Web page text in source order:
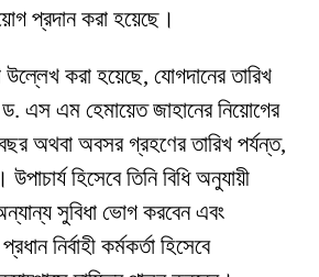
প্রদান করা হয়েছে।
করা হয়েছে, যোগদানের তারিখ
এস এম হেমায়েত জাহানের নিয়োগের
অথবা অবসর গ্রহণের তারিখ পর্যন্ত,
হিসেবে তিনি বিধি অনুযায়ী
সুবিধা ভোগ করবেন এবং
নির্বাহী কর্মকর্তা হিসেবে